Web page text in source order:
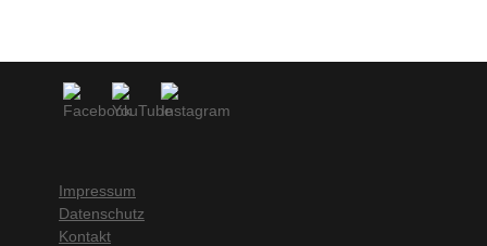
Impressum
Datenschutz
Kontakt